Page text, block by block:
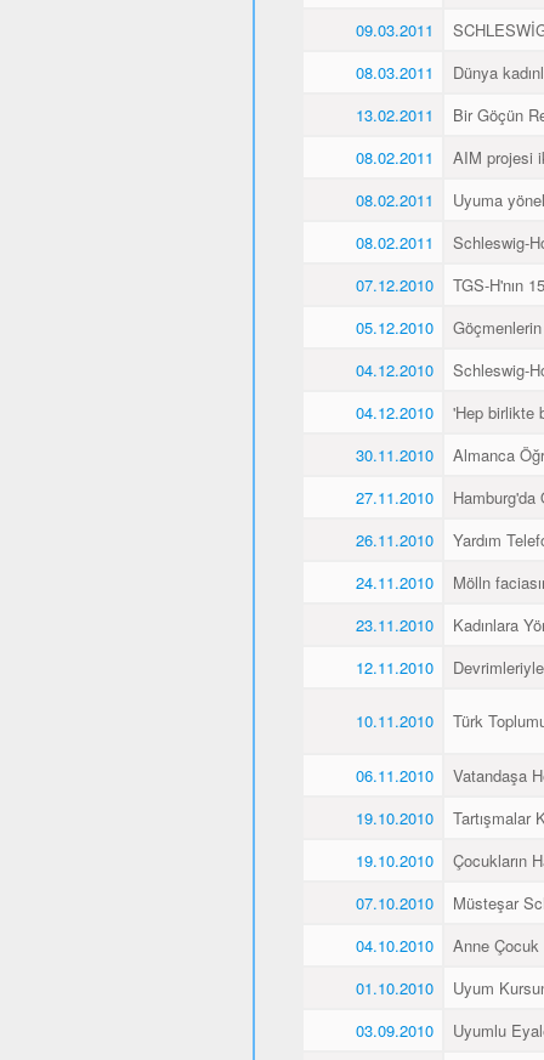
09.03.2011
08.03.2011
Dünya
13.02.2011
Bir Göçün
08.02.2011
AIM projesi
08.02.2011
Uyuma
08.02.2011
Schleswig-
07.12.2010
TGS-H'nın
05.12.2010
04.12.2010
Schleswig-
04.12.2010
'Hep birlikte
30.11.2010
Almanca
27.11.2010
Hamburg'da
26.11.2010
Yardım
24.11.2010
Mölln
23.11.2010
Kadınlara
12.11.2010
10.11.2010 Türk
06.11.2010
Vatandaşa
19.10.2010
Tartışmalar
19.10.2010
Çocukların
07.10.2010
Müsteşar
04.10.2010
Anne
01.10.2010
Uyum
03.09.2010
Uyumlu